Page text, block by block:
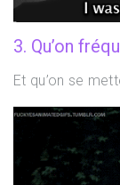
3. Qu’on
Et qu’on se